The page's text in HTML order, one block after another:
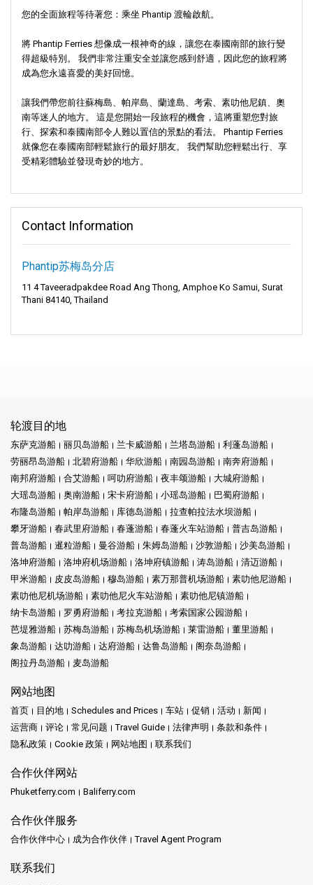
您的全面旅程等待著您：乘坐 Phantip 渡輪啟航。
將 Phantip Ferries 想像成一根神奇的線，讓您在泰國南部的旅行變
得超級特別。 我們非常注重安全並讓您感到舒適，因此您的旅程將
成為您永遠喜愛的美好回憶。
讓我們帶您前往蘇梅島、帕岸島、蘭達島、考索、素叻他尼鎮、奧
南等迷人的地方。 這是您開始一段旅程的機會，這將重塑您對旅
行、探索和泰國南部令人難以置信的景點的看法。 Phantip Ferries
就像您在泰國南部輕鬆旅行的最好朋友。 我們幫助您輕鬆出行、享
受精彩體驗並發現奇妙的地方。
Contact Information
Phantip苏梅岛分店
11 4 Taveeradpakdee Road Ang Thong, Amphoe Ko Samui, Surat
Thani 84140, Thailand
轮渡目的地
东萨克游船 丽贝岛游船 兰卡威游船 兰塔岛游船
利蓬岛游船
劳丽昂岛游船
北碧府游船 华欣游船 南园岛游船
南奔府游船
南邦府游船
合艾游船 呵叻府游船 夜丰颂游船
大城府游船
大瑶岛游船
奥南游船 宋卡府游船 小瑶岛游船
巴蜀府游船
布隆岛游船
帕岸岛游船 库德岛游船
拉查帕拉法水坝游船
攀牙游船
春武里府游船 春蓬游船 春蓬火车站游船
普吉岛游船
普岛游船
暹粒游船 曼谷游船 朱姆岛游船 沙敦游船
沙美岛游船
洛坤府游船
洛坤府机场游船 洛坤府镇游船 涛岛游船
清迈游船
甲米游船
皮皮岛游船 穆岛游船 素万那普机场游船
素叻他尼游船
素叻他尼机场游船
素叻他尼火车站游船
素叻他尼镇游船
纳卡岛游船
罗勇府游船 考拉克游船
考索国家公园游船
芭堤雅游船
苏梅岛游船 苏梅岛机场游船 莱雷游船
董里游船
象岛游船
达叻游船 达府游船 达鲁岛游船
阁奈岛游船
阁拉丹岛游船
麦岛游船
网站地图
首页 目的地 Schedules and Prices 车站 促销 活动
新闻
运营商
评论 常见问题 Travel Guide 法律声明
条款和条件
隐私政策
Cookie 政策 网站地图 联系我们
合作伙伴网站
Phuketferry.com Baliferry.com
合作伙伴服务
合作伙伴中心 成为合作伙伴 Travel Agent Program
联系我们